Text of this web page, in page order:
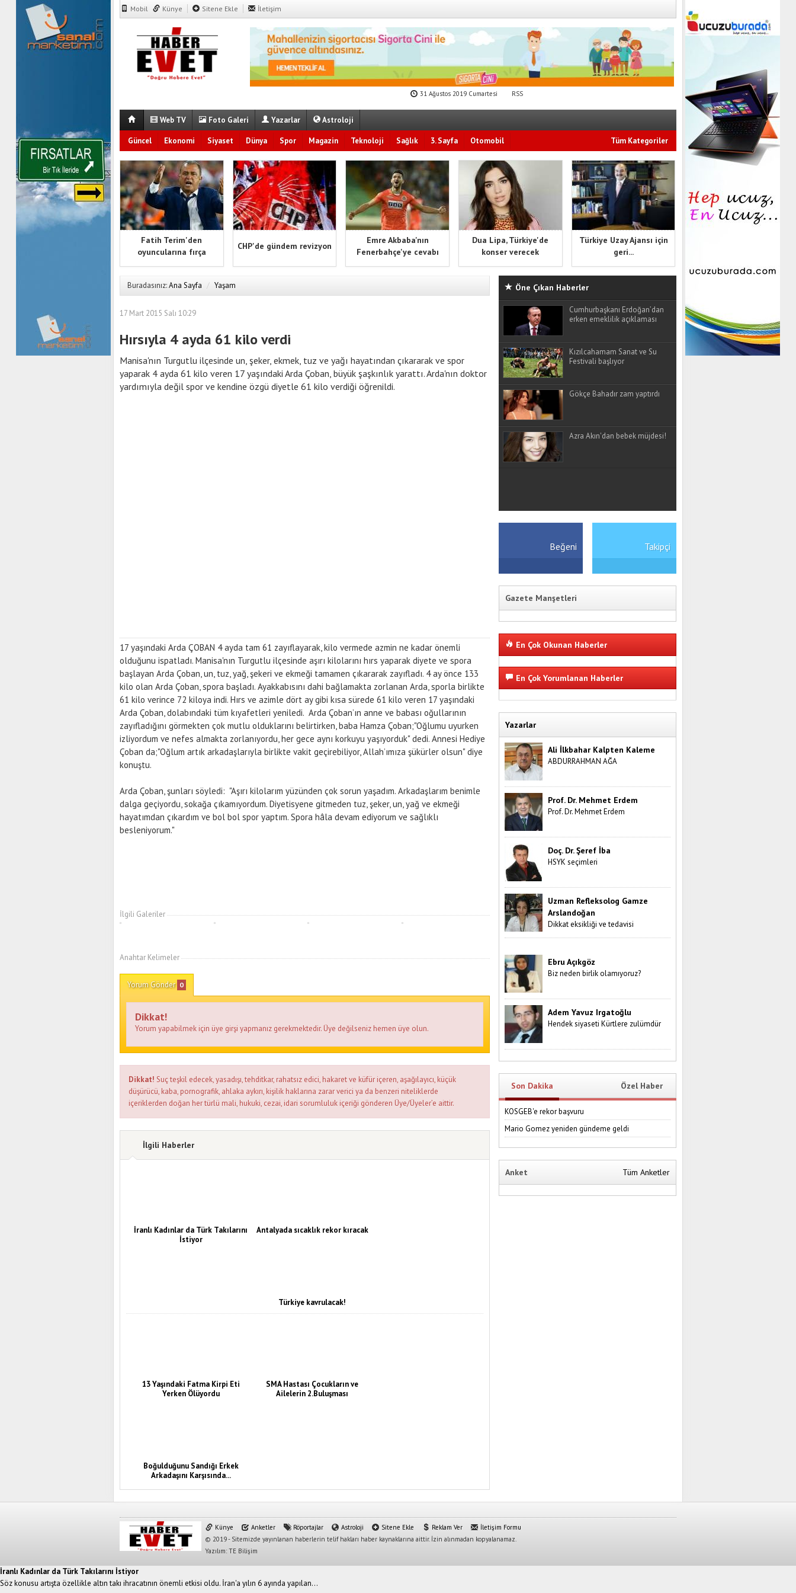
Mobil Künye Sitene Ekle İletişim
31 Ağustos 2019 Cumartesi RSS
Web TV Foto Galeri Yazarlar Astroloji
Güncel Ekonomi Siyaset Dünya Spor Magazin Teknoloji Sağlık 3. Sayfa Otomobil Tüm Kategoriler
Fatih Terim'den
oyuncularına fırça
CHP'de gündem revizyon
Emre Akbaba'nın
Fenerbahçe'ye cevabı
Dua Lipa, Türkiye'de
konser verecek
Türkiye Uzay Ajansı için
geri...
Buradasınız:Ana Sayfa / Yaşam
17 Mart 2015 Salı 10:29
Hırsıyla 4 ayda 61 kilo verdi
Manisa'nın Turgutlu ilçesinde un, şeker, ekmek, tuz ve yağı hayatından çıkararak ve spor
yaparak 4 ayda 61 kilo veren 17 yaşındaki Arda Çoban, büyük şaşkınlık yarattı. Arda'nın doktor
yardımıyla değil spor ve kendine özgü diyetle 61 kilo verdiği öğrenildi.
17 yaşındaki Arda ÇOBAN 4 ayda tam 61 zayıflayarak, kilo vermede azmin ne kadar önemli
olduğunu ispatladı. Manisa'nın Turgutlu ilçesinde aşırı kilolarını hırs yaparak diyete ve spora
başlayan Arda Çoban, un, tuz, yağ, şekeri ve ekmeği tamamen çıkararak zayıfladı. 4 ay önce 133
kilo olan Arda Çoban, spora başladı. Ayakkabısını dahi bağlamakta zorlanan Arda, sporla birlikte
61 kilo verince 72 kiloya indi. Hırs ve azimle dört ay gibi kısa sürede 61 kilo veren 17 yaşındaki
Arda Çoban, dolabındaki tüm kıyafetleri yeniledi. Arda Çoban’ın anne ve babası oğullarının
zayıfladığını görmekten çok mutlu olduklarını belirtirken, baba Hamza Çoban;"Oğlumu uyurken
izliyordum ve nefes almakta zorlanıyordu, her gece aynı korkuyu yaşıyorduk" dedi. Annesi Hediye
Çoban da;"Oğlum artık arkadaşlarıyla birlikte vakit geçirebiliyor, Allah’ımıza şükürler olsun" diye
konuştu.
Arda Çoban, şunları söyledi: "Aşırı kilolarım yüzünden çok sorun yaşadım. Arkadaşlarım benimle
dalga geçiyordu, sokağa çıkamıyordum. Diyetisyene gitmeden tuz, şeker, un, yağ ve ekmeği
hayatımdan çıkardım ve bol bol spor yaptım. Spora hâla devam ediyorum ve sağlıklı
besleniyorum."
İlgili Galeriler
Anahtar Kelimeler
Yorum Gönder 0
Dikkat!
Yorum yapabilmek için üye girşi yapmanız gerekmektedir. Üye değilseniz hemen üye olun.
Dikkat! Suç teşkil edecek, yasadışı, tehditkar, rahatsız edici, hakaret ve küfür içeren, aşağılayıcı, küçük
düşürücü, kaba, pornografik, ahlaka aykırı, kişilik haklarına zarar verici ya da benzeri niteliklerde
içeriklerden doğan her türlü mali, hukuki, cezai, idari sorumluluk içeriği gönderen Üye/Üyeler’e aittir.
İlgili Haberler
İranlı Kadınlar da Türk Takılarını
İstiyor
Antalyada sıcaklık rekor kıracak
Türkiye kavrulacak!
13 Yaşındaki Fatma Kirpi Eti
Yerken Ölüyordu
SMA Hastası Çocukların ve
Ailelerin 2.Buluşması
Boğulduğunu Sandığı Erkek
Arkadaşını Karşısında...
Öne Çıkan Haberler
Cumhurbaşkanı Erdoğan’dan
erken emeklilik açıklaması
Kızılcahamam Sanat ve Su
Festivali başlıyor
Gökçe Bahadır zam yaptırdı
Azra Akın'dan bebek müjdesi!
Beğeni Takipçi
Gazete Manşetleri
En Çok Okunan Haberler
En Çok Yorumlanan Haberler
Yazarlar
Ali İlkbahar Kalpten Kaleme
ABDURRAHMAN AĞA
Prof. Dr. Mehmet Erdem
Prof. Dr. Mehmet Erdem
Doç. Dr. Şeref İba
HSYK seçimleri
Uzman Refleksolog Gamze
Arslandoğan
Dikkat eksikliği ve tedavisi
Ebru Açıkgöz
Biz neden birlik olamıyoruz?
Adem Yavuz Irgatoğlu
Hendek siyaseti Kürtlere zulümdür
Son Dakika Özel Haber
KOSGEB'e rekor başvuru
Mario Gomez yeniden gündeme geldi
Anket Tüm Anketler
Künye Anketler Röportajlar Astroloji Sitene Ekle Reklam Ver
İletişim Formu
© 2019 - Sitemizde yayınlanan haberlerin telif hakları haber kaynaklarına aittir. İzin alınmadan kopyalanamaz.
Yazılım: TE Bilişim
İranlı Kadınlar da Türk Takılarını İstiyor
Söz konusu artışta özellikle altın takı ihracatının önemli etkisi oldu. İran'a yılın 6 ayında yapılan...